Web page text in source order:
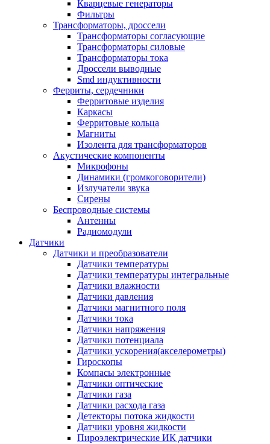
Кварцевые генераторы
Фильтры
Трансформаторы, дроссели
Трансформаторы согласующие
Трансформаторы силовые
Трансформаторы тока
Дроссели выводные
Smd индуктивности
Ферриты, сердечники
Ферритовые изделия
Каркасы
Ферритовые кольца
Магниты
Изолента для трансформаторов
Акустические компоненты
Микрофоны
Динамики (громкоговорители)
Излучатели звука
Сирены
Беспроводные системы
Антенны
Радиомодули
Датчики
Датчики и преобразователи
Датчики температуры
Датчики температуры интегральные
Датчики влажности
Датчики давления
Датчики магнитного поля
Датчики тока
Датчики напряжения
Датчики потенциала
Датчики ускорения(акселерометры)
Гироскопы
Компасы электронные
Датчики оптические
Датчики газа
Датчики расхода газа
Детекторы потока жидкости
Датчики уровня жидкости
Пироэлектрические ИК датчики